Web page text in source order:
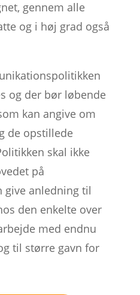
gennem alle
og i høj grad også
og der bør løbende
kan angive om
de opstillede
skal ikke
på
give anledning til
den enkelte over
med endnu
til større gavn for